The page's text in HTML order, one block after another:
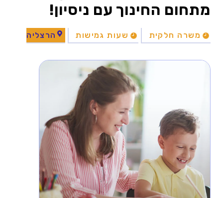
מתחום החינוך עם ניסיון!
משרה חלקית שעות גמישות הרצליה